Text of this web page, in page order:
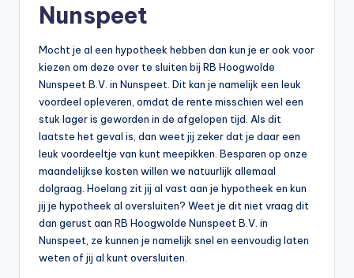
Nunspeet
Mocht je al een hypotheek hebben dan kun je er ook voor
kiezen om deze over te sluiten bij RB Hoogwolde
Nunspeet B.V. in Nunspeet. Dit kan je namelijk een leuk
voordeel opleveren, omdat de rente misschien wel een
stuk lager is geworden in de afgelopen tijd. Als dit
laatste het geval is, dan weet jij zeker dat je daar een
leuk voordeeltje van kunt meepikken. Besparen op onze
maandelijkse kosten willen we natuurlijk allemaal
dolgraag. Hoelang zit jij al vast aan je hypotheek en kun
jij je hypotheek al oversluiten? Weet je dit niet vraag dit
dan gerust aan RB Hoogwolde Nunspeet B.V. in
Nunspeet, ze kunnen je namelijk snel en eenvoudig laten
weten of jij al kunt oversluiten.